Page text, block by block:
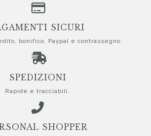
SICURI
bonifico, Paypal e contrassegno.
SPEDIZIONI
Rapide e tracciabili.
SHOPPER